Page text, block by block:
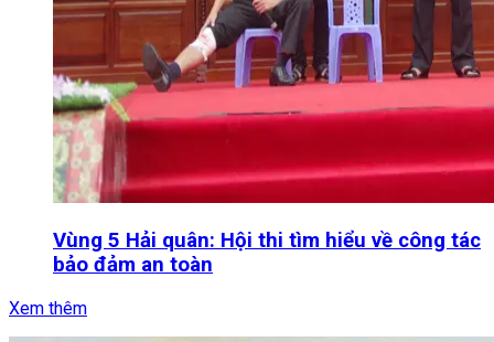
Vùng 5 Hải quân: Hội thi tìm hiểu về công tác
bảo đảm an toàn
Xem thêm